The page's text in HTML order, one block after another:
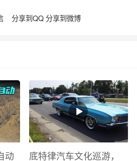
分享到QQ 分享到微博
动
底特律汽车文化巡游，